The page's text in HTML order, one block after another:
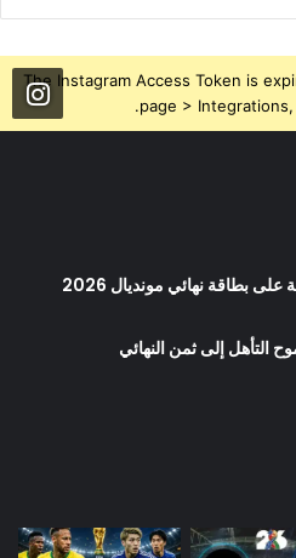
The Instagram Access Token is
page >
بطاقة نهائي مونديال 2026
التأهل إلى ثمن النهائي